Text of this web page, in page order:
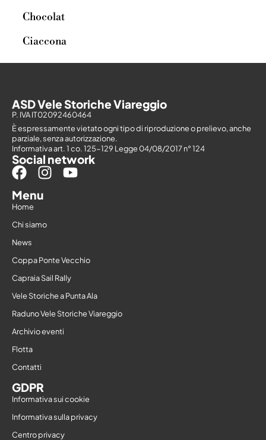
Chocolat
Ciaccona
ASD Vele Storiche Viareggio
P. IVA IT02092460464
È espressamente vietato ogni tipo di riproduzione o prelievo, anche
parziale, senza autorizzazione.
Informativa art. 1 co. 125-129 Legge 04/08/2017 n° 124
Social network
Menu
Home
Chi siamo
News
Coppa Ponte Vecchio
Capraia Sail Rally
Vele Storiche a Punta Ala
Raduno Vele Storiche Viareggio
Archivio eventi
Flotta
Contatti
GDPR
Informativa sui cookie
Informativa sulla privacy
Centro privacy